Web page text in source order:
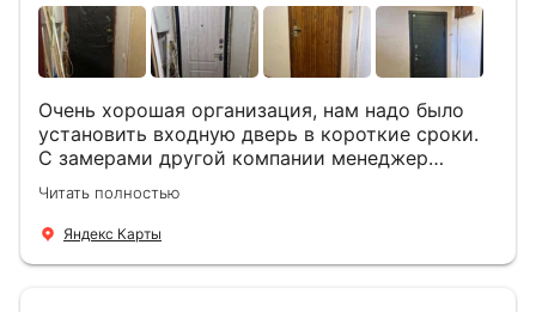
Очень хорошая организация, нам надо было
установить входную дверь в короткие сроки.
С замерами другой компании менеджер
компании Филлип, быстро предоставил нам
варианты дверей, монтаж тоже был очень
четкий, позвонили, согласовали и установили
Читать полностью
Яндекс Карты